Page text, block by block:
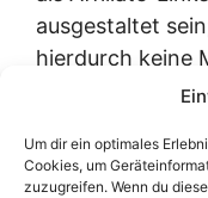
Um dir ein optimales
Cookies, um
zuzugreifen. Wenn du
ausgestaltet
hierdurch keine